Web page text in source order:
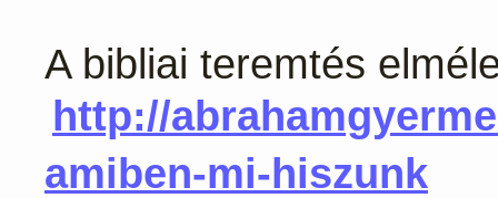
A bibliai teremtés
http://
amiben-mi-hiszunk